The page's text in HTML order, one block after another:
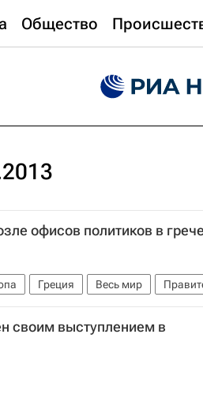
Общество
офисов политиков в
Греция Весь мир
своим выступлением в